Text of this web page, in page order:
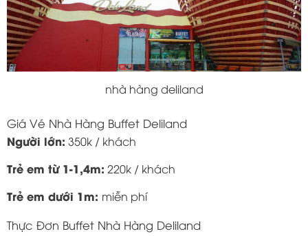
nhà hàng deliland
Giá Vé Nhà Hàng Buffet Deliland
Người lớn: 350k / khách
Trẻ em từ 1-1,4m: 220k / khách
Trẻ em dưới 1m: miễn phí
Thực Đơn Buffet Nhà Hàng Deliland